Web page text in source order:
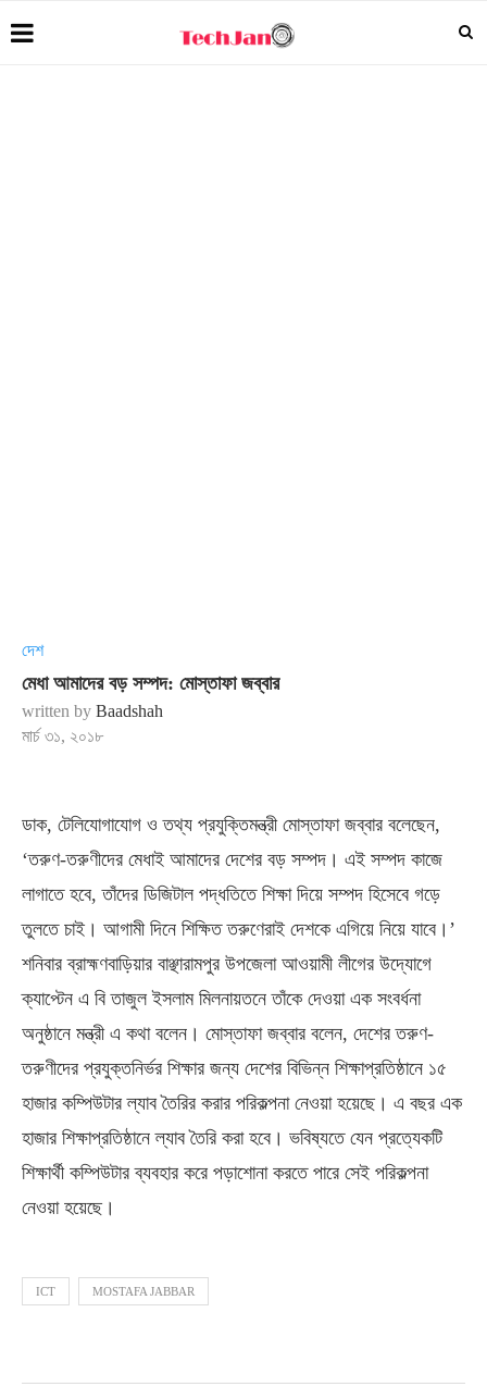
দেশ
মেধা আমাদের বড় সম্পদ: মোস্তাফা জব্বার
written by Baadshah
মার্চ ৩১, ২০১৮
ডাক, টেলিযোগাযোগ ও তথ্য প্রযুক্তিমন্ত্রী মোস্তাফা জব্বার বলেছেন,
‘তরুণ-তরুণীদের মেধাই আমাদের দেশের বড় সম্পদ। এই সম্পদ কাজে
লাগাতে হবে, তাঁদের ডিজিটাল পদ্ধতিতে শিক্ষা দিয়ে সম্পদ হিসেবে গড়ে
তুলতে চাই। আগামী দিনে শিক্ষিত তরুণেরাই দেশকে এগিয়ে নিয়ে যাবে।’
শনিবার ব্রাহ্মণবাড়িয়ার বাঞ্ছারামপুর উপজেলা আওয়ামী লীগের উদ্যোগে
ক্যাপ্টেন এ বি তাজুল ইসলাম মিলনায়তনে তাঁকে দেওয়া এক সংবর্ধনা
অনুষ্ঠানে মন্ত্রী এ কথা বলেন। মোস্তাফা জব্বার বলেন, দেশের তরুণ-
তরুণীদের প্রযুক্তনির্ভর শিক্ষার জন্য দেশের বিভিন্ন শিক্ষাপ্রতিষ্ঠানে ১৫
হাজার কম্পিউটার ল্যাব তৈরির করার পরিকল্পনা নেওয়া হয়েছে। এ বছর এক
হাজার শিক্ষাপ্রতিষ্ঠানে ল্যাব তৈরি করা হবে। ভবিষ্যতে যেন প্রত্যেকটি
শিক্ষার্থী কম্পিউটার ব্যবহার করে পড়াশোনা করতে পারে সেই পরিকল্পনা
নেওয়া হয়েছে।
ICT MOSTAFA JABBAR